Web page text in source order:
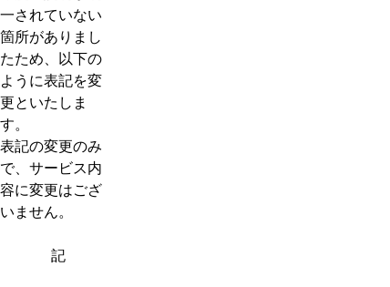
一されていない
箇所がありまし
たため、以下の
ように表記を変
更といたしま
す。
表記の変更のみ
で、サービス内
容に変更はござ
いません。
記